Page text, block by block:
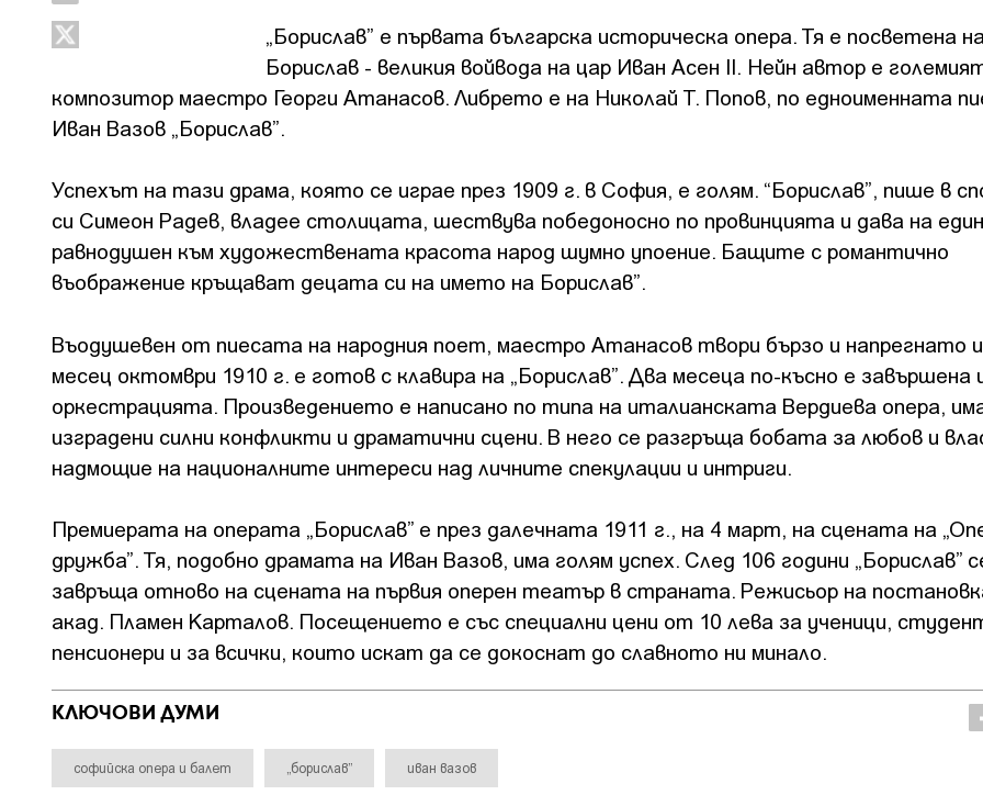
„Борислав” е първата българска историческа опера. Тя е посветена
Борислав - великия войвода на цар Иван Асен II. Нейн автор е
композитор маестро Георги Атанасов. Либрето е на Николай Т. Попов, по едноименната
Иван Вазов „Борислав”.
Успехът на тази драма, която се играе през 1909 г. в София, е голям. “Борислав”, пише в
си Симеон Радев, владее столицата, шествува победоносно по провинцията и дава на
равнодушен към художествената красота народ шумно упоение. Бащите с романтично
въображение кръщават децата си на името на Борислав”.
Въодушевен от пиесата на народния поет, маестро Атанасов твори бързо и напрегнато
месец октомври 1910 г. е готов с клавира на „Борислав”. Два месеца по-късно е завършена
оркестрацията. Произведението е написано по типа на италианската Вердиева опера,
изградени силни конфликти и драматични сцени. В него се разгръща бобата за любов и
надмощие на националните интереси над личните спекулации и интриги.
Премиерата на операта „Борислав” е през далечната 1911 г., на 4 март, на сцената на
дружба”. Тя, подобно драмата на Иван Вазов, има голям успех. След 106 години „Борислав”
завръща отново на сцената на първия оперен театър в страната. Режисьор на
акад. Пламен Карталов. Посещението е със специални цени от 10 лева за ученици,
пенсионери и за всички, които искат да се докоснат до славното ни минало.
КЛЮЧОВИ ДУМИ
софийска опера и балет „борислав” иван вазов